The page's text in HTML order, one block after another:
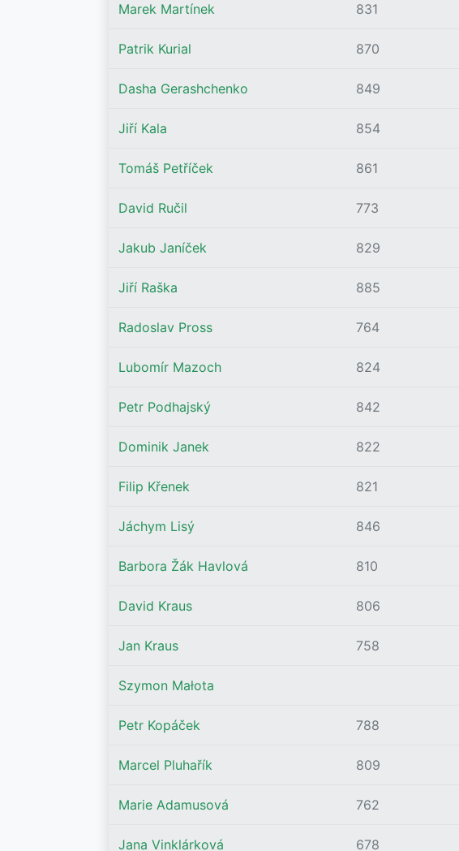
Marek Martínek 831
Patrik Kurial 870
Dasha Gerashchenko 849
Jiří Kala 854
Tomáš Petříček 861
David Ručil 773
Jakub Janíček 829
Jiří Raška 885
Radoslav Pross 764
Lubomír Mazoch 824
Petr Podhajský 842
Dominik Janek 822
Filip Křenek 821
Jáchym Lisý 846
Barbora Žák Havlová 810
David Kraus 806
Jan Kraus 758
Szymon Małota
Petr Kopáček 788
Marcel Pluhařík 809
Marie Adamusová 762
Jana Vinklárková 678